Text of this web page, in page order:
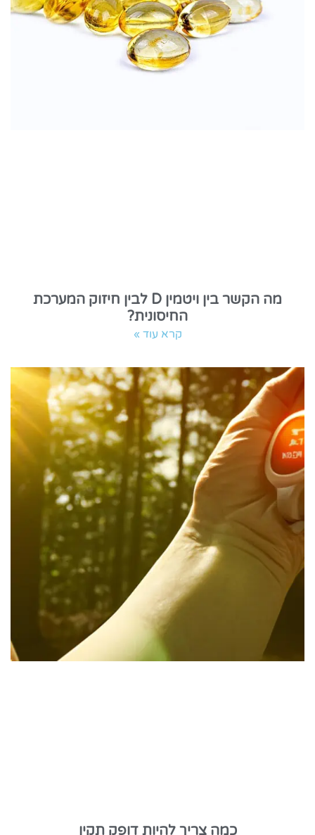
מה הקשר בין ויטמין D לבין חיזוק המערכת
החיסונית?
קרא עוד »
כמה צריך להיות דופק תקין